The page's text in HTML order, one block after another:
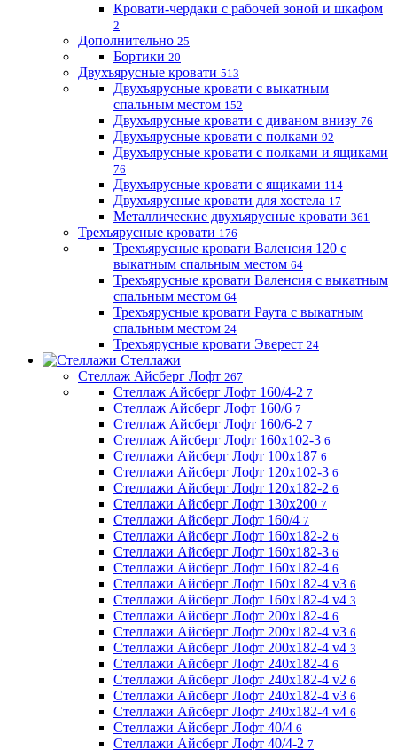
Кровати-чердаки с рабочей зоной и шкафом
2
Дополнительно 25
Бортики 20
Двухъярусные кровати 513
Двухъярусные кровати с выкатным
спальным местом 152
Двухъярусные кровати с диваном внизу 76
Двухъярусные кровати с полками 92
Двухъярусные кровати с полками и ящиками
76
Двухъярусные кровати с ящиками 114
Двухъярусные кровати для хостела 17
Металлические двухъярусные кровати 361
Трехъярусные кровати 176
Трехъярусные кровати Валенсия 120 с
выкатным спальным местом 64
Трехъярусные кровати Валенсия с выкатным
спальным местом 64
Трехъярусные кровати Раута с выкатным
спальным местом 24
Трехъярусные кровати Эверест 24
Стеллажи
Стеллаж Айсберг Лофт 267
Стеллаж Айсберг Лофт 160/4-2 7
Стеллаж Айсберг Лофт 160/6 7
Стеллаж Айсберг Лофт 160/6-2 7
Стеллаж Айсберг Лофт 160х102-3 6
Стеллажи Айсберг Лофт 100х187 6
Стеллажи Айсберг Лофт 120х102-3 6
Стеллажи Айсберг Лофт 120х182-2 6
Стеллажи Айсберг Лофт 130х200 7
Стеллажи Айсберг Лофт 160/4 7
Стеллажи Айсберг Лофт 160х182-2 6
Стеллажи Айсберг Лофт 160х182-3 6
Стеллажи Айсберг Лофт 160х182-4 6
Стеллажи Айсберг Лофт 160х182-4 v3 6
Стеллажи Айсберг Лофт 160х182-4 v4 3
Стеллажи Айсберг Лофт 200х182-4 6
Стеллажи Айсберг Лофт 200х182-4 v3 6
Стеллажи Айсберг Лофт 200х182-4 v4 3
Стеллажи Айсберг Лофт 240х182-4 6
Стеллажи Айсберг Лофт 240х182-4 v2 6
Стеллажи Айсберг Лофт 240х182-4 v3 6
Стеллажи Айсберг Лофт 240х182-4 v4 6
Стеллажи Айсберг Лофт 40/4 6
Стеллажи Айсберг Лофт 40/4-2 7